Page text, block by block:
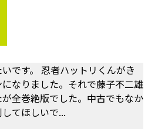
です。 忍者ハットリくんがき
なりました。それで藤子不二雄
全巻絶版でした。中古でもなか
てほしいで...